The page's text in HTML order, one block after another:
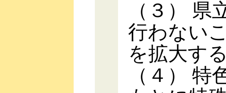
（３）
行わない
を拡大す
（４）